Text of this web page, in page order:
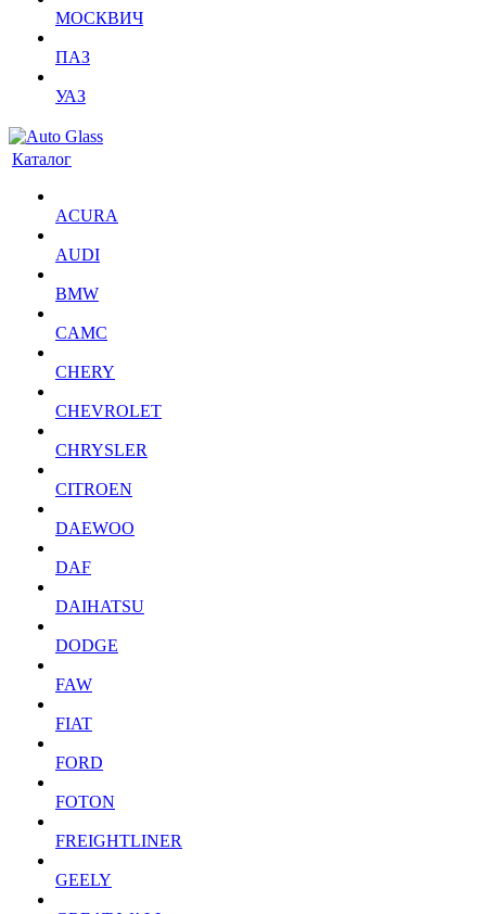
МОСКВИЧ
ПАЗ
УАЗ
Каталог
ACURA
AUDI
BMW
CAMC
CHERY
CHEVROLET
CHRYSLER
CITROEN
DAEWOO
DAF
DAIHATSU
DODGE
FAW
FIAT
FORD
FOTON
FREIGHTLINER
GEELY